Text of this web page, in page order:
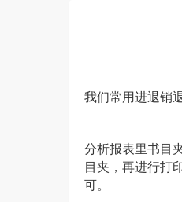
我们常用进退销
分析报表里书目
目夹，再进行打
可。